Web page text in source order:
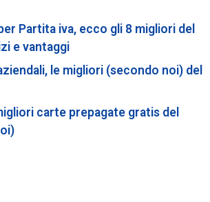
Partita iva, ecco gli 8 migliori del
e vantaggi
le migliori (secondo noi) del
carte prepagate gratis del